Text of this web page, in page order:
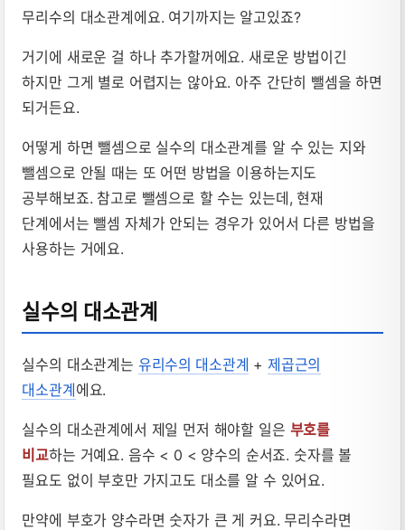
무리수의 대소관계에요. 여기까지는 알고있죠?
거기에 새로운 걸 하나 추가할꺼에요. 새로운 방법이긴
하지만 그게 별로 어렵지는 않아요. 아주 간단히 뺄셈을 하면
되거든요.
어떻게 하면 뺄셈으로 실수의 대소관계를 알 수 있는 지와
뺄셈으로 안될 때는 또 어떤 방법을 이용하는지도
공부해보죠. 참고로 뺄셈으로 할 수는 있는데, 현재
단계에서는 뺄셈 자체가 안되는 경우가 있어서 다른 방법을
사용하는 거에요.
실수의 대소관계
실수의 대소관계는 유리수의 대소관계 + 제곱근의
대소관계에요.
실수의 대소관계에서 제일 먼저 해야할 일은 부호를
비교하는 거예요. 음수 < 0 < 양수의 순서죠. 숫자를 볼
필요도 없이 부호만 가지고도 대소를 알 수 있어요.
만약에 부호가 양수라면 숫자가 큰 게 커요. 무리수라면